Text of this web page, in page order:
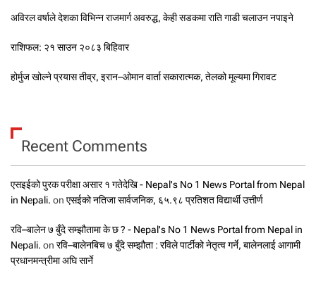
अविरल वर्षाले देशका विभिन्न राजमार्ग अवरुद्ध, केही सडकमा राति गाडी चलाउन नपाइने
राशिफल: २१ साउन २०८३ बिहिवार
होर्मुज खोल्ने प्रयास तीव्र, इरान–ओमान वार्ता सकारात्मक, तेलको मूल्यमा गिरावट
Recent Comments
एसइईको पुरक परीक्षा असार १ गतेदेखि - Nepal's No 1 News Portal from Nepal
in Nepali. on एसईको नतिजा सार्वजनिक, ६५.९८ प्रतिशत विद्यार्थी उत्तीर्ण
रवि–बालेन ७ बुँदे सम्झौतामा के छ ? - Nepal's No 1 News Portal from Nepal in
Nepali. on रवि–बालेनबिच ७ बुँदे सम्झौता : रविले पार्टीको नेतृत्व गर्ने, बालेनलाई आगामी
प्रधानमन्त्रीमा अघि सार्ने